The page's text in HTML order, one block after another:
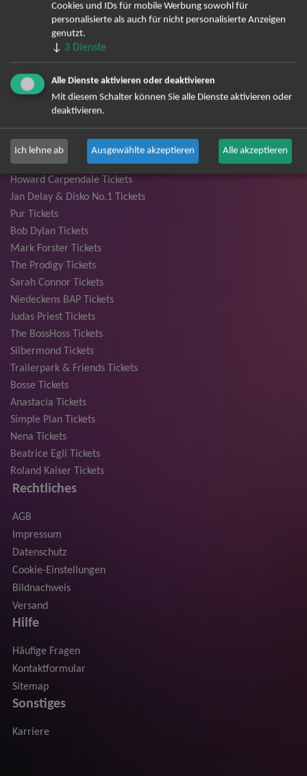
Andrea Berg Tickets
Backstreet Boys Tickets
Unheilig Tickets
Santiano Tickets
Ina Müller Tickets
Bryan Adams Tickets
Andreas Gabalier Tickets
Die Fantastischen Vier Tickets
Herbert Grönemeyer Tickets
Deep Purple Tickets
Howard Carpendale Tickets
Jan Delay & Disko No.1 Tickets
Pur Tickets
Bob Dylan Tickets
Mark Forster Tickets
The Prodigy Tickets
Sarah Connor Tickets
Niedeckens BAP Tickets
Judas Priest Tickets
The BossHoss Tickets
Silbermond Tickets
Trailerpark & Friends Tickets
Bosse Tickets
Anastacia Tickets
Simple Plan Tickets
Nena Tickets
Beatrice Egli Tickets
Roland Kaiser Tickets
Rechtliches
AGB
Impressum
Datenschutz
Cookie-Einstellungen
Bildnachweis
Versand
Hilfe
Häufige Fragen
Kontaktformular
Sitemap
Sonstiges
Karriere
Cookies und IDs für mobile Werbung sowohl für
personalisierte als auch für nicht personalisierte Anzeigen
genutzt.
↓ 3 Dienste
Alle Dienste aktivieren oder deaktivieren
Mit diesem Schalter können Sie alle Dienste aktivieren oder
deaktivieren.
Ich lehne ab Ausgewählte akzeptieren Alle akzeptieren